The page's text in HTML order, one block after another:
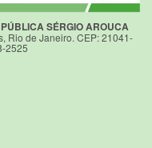
SÉRGIO AROUCA
Rio de Janeiro. CEP: 21041-
2525